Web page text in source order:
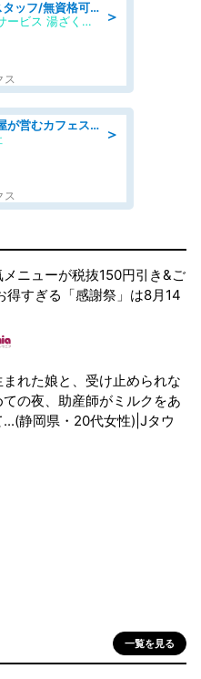
＞
「残業ほぼなし」調理スタッフ/無資格可/正職員/日勤のみ/デイサービス/社会保障完備
株式会社湯ざくら/デイサービス 湯ざくらケアリゾート
ス
＞
ホールスタッフ/「家具屋が営むカフェスタッフ!」週2日～OK!嬉しいまかない付き/岡山県/浅口郡里庄町
ス
メニューが税抜150円引き&ご
得すぎる「感謝祭」は8月14
まれた娘と、受け止められな
の夜、助産師がミルクをあ
静岡県・20代女性)|Jタウ
一覧を見る